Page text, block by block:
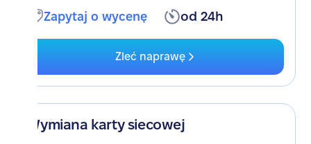
Zapytaj o wycenę od 24h
Zleć naprawę
Wymiana karty siecowej